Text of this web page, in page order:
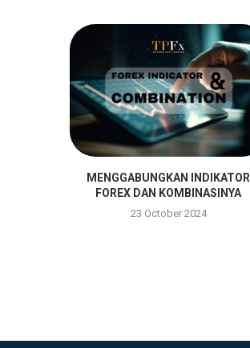
MENGGABUNGKAN INDIKATOR
FOREX DAN KOMBINASINYA
23 October 2024